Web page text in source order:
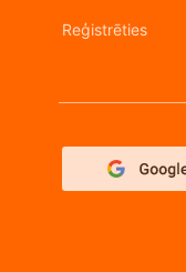
Reģistrēties